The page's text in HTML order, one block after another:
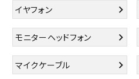
イヤフォン
モニターヘッドフォン
マイクケーブル